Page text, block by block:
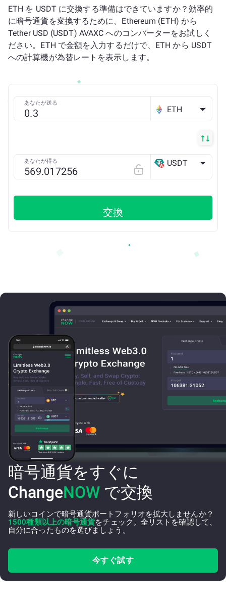
ETH を USDT に交換する準備はできていますか？効率的
に暗号通貨を変換するために、Ethereum (ETH) から
Tether USD (USDT) AVAXC へのコンバーターをお試しく
ださい。ETH で金額を入力するだけで、ETH から USDT
への計算機が為替レートを表示します。
あなたが送る
ETH
あなたが得る USDT
交換
暗号通貨をすぐに
ChangeNOW で交換
新しいコインで暗号通貨ポートフォリオを拡大しませんか？
1500種類以上の暗号通貨をチェック。全リストを確認して、
自分に合ったものを選びましょう。
今すぐ試す